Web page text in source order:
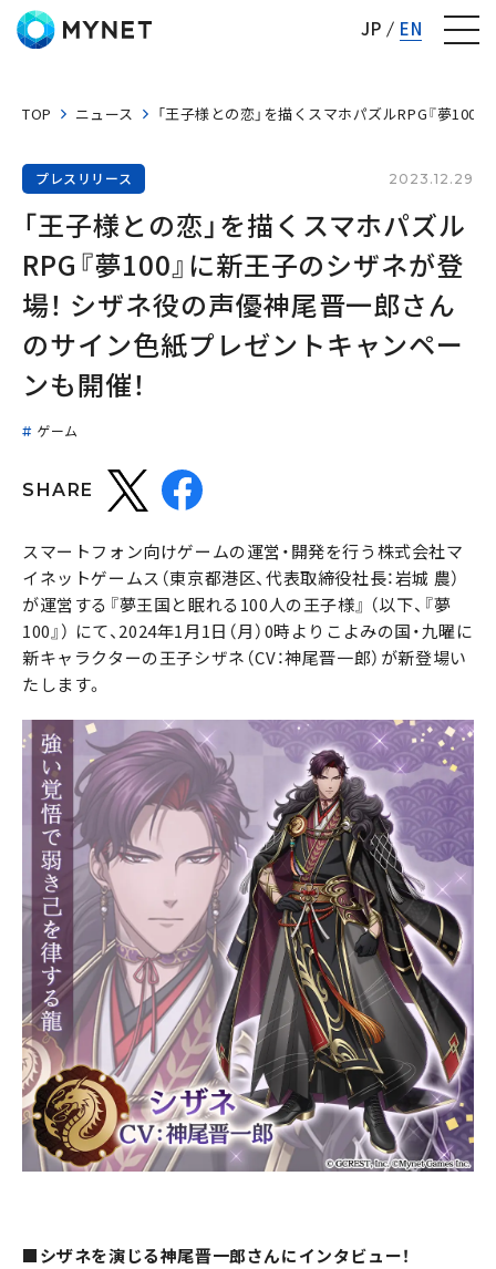
JP EN
TOP ニュース 「王子様との恋」を描くスマホパズルRPG『夢
プレスリリース 2023.12.29
「王子様との恋」を描くスマホパズル
RPG『夢100』に新王子のシザネが登
場！ シザネ役の声優神尾晋一郎さん
のサイン色紙プレゼントキャンペー
ンも開催！
ゲーム
SHARE
スマートフォン向けゲームの運営・開発を行う株式会社マ
イネットゲームス（東京都港区、代表取締役社長：岩城 農）
が運営する『夢王国と眠れる100人の王子様』 （以下、『夢
100』） にて、2024年1月1日（月）0時よりこよみの国・九曜に
新キャラクターの王子シザネ（CV：神尾晋一郎）が新登場い
たします。
■シザネを演じる神尾晋一郎さんにインタビュー！